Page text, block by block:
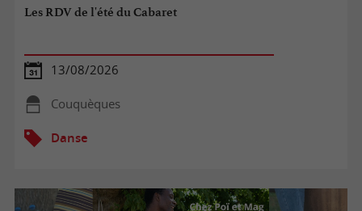
Les RDV de l'été du Cabaret
13/08/2026
Couquèques
Danse